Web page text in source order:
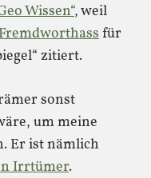
Wissen“, weil
für
zitiert.
sonst
um meine
Er ist nämlich
Irrtümer.